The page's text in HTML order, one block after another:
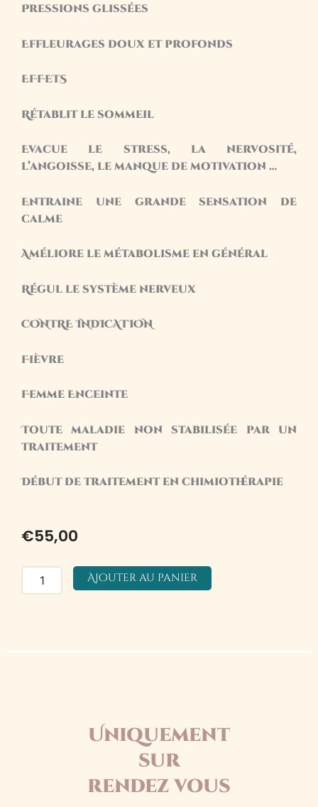
Pressions glissées
Effleurages doux et profonds
EFFETS
Rétablit le sommeil
Evacue le stress, la nervosité,
l’angoisse, le manque de motivation …
Entraine une grande sensation de
calme
Améliore le métabolisme en général
Régul le système nerveux
CONTRE INDICATION
Fièvre
Femme Enceinte
Toute maladie non stabilisée par un
traitement
Début de traitement en chimiothérapie
€55,00
quantité
Ajouter au panier
Uniquement
sur
rendez vous